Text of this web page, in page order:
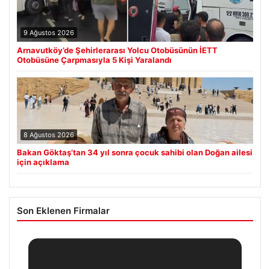
9 Ağustos 2026
Arnavutköy’de Şehirlerarası Yolcu Otobüsünün İETT
Otobüsüne Çarpmasıyla 5 Kişi Yaralandı
8 Ağustos 2026
Bakan Göktaş’tan 34 yıl sonra çocuk sahibi olan Doğan ailesi
için açıklama
Son Eklenen Firmalar